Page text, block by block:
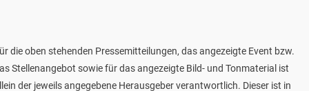
die oben stehenden Pressemitteilungen, das angezeigte Event bzw.
Stellenangebot sowie für das angezeigte Bild- und Tonmaterial ist
der jeweils angegebene Herausgeber verantwortlich. Dieser ist in